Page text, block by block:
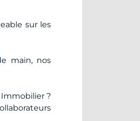
sur les
main, nos
?